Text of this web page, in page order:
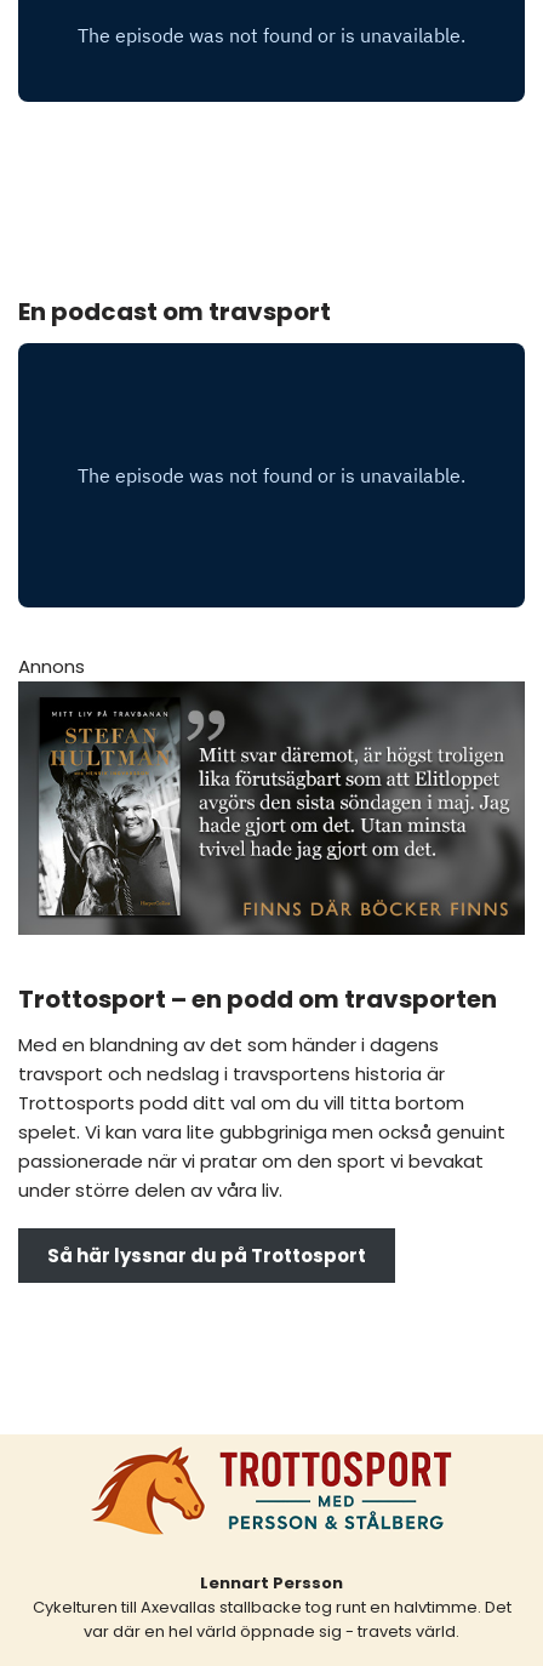
En podcast om travsport
Annons
Trottosport – en podd om travsporten
Med en blandning av det som händer i dagens
travsport och nedslag i travsportens historia är
Trottosports podd ditt val om du vill titta bortom
spelet. Vi kan vara lite gubbgriniga men också genuint
passionerade när vi pratar om den sport vi bevakat
under större delen av våra liv.
Så här lyssnar du på Trottosport
Lennart Persson
Cykelturen till Axevallas stallbacke tog runt en halvtimme. Det
var där en hel värld öppnade sig - travets värld.